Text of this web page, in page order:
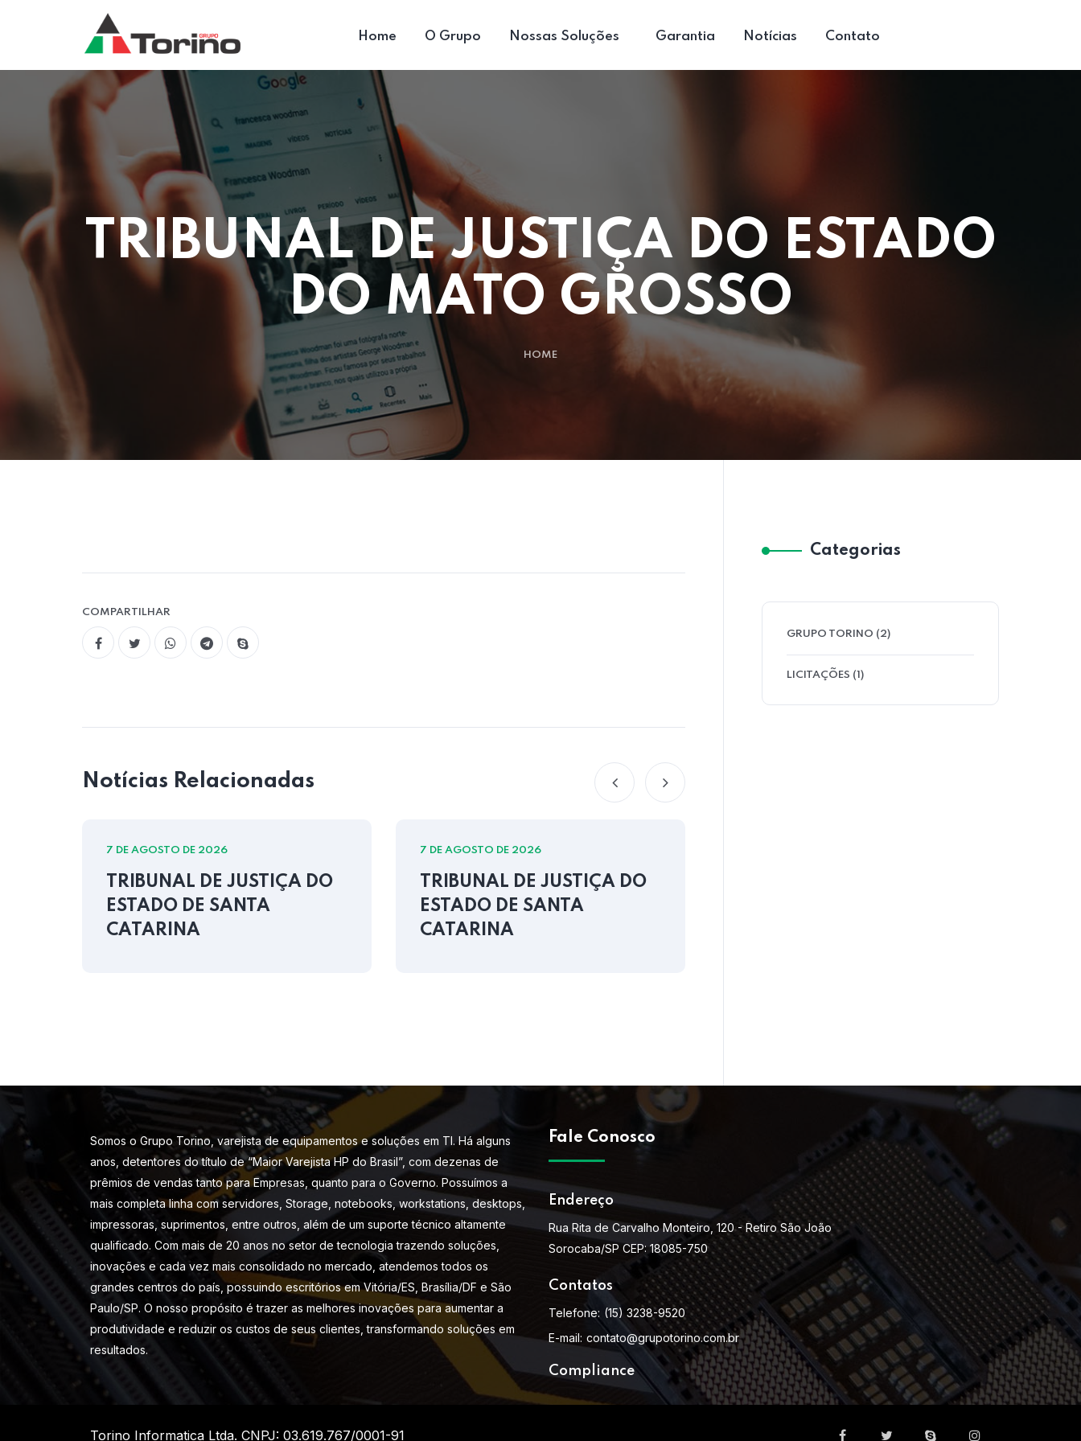
Home O Grupo Nossas Soluções Garantia Notícias Contato
TRIBUNAL DE JUSTIÇA DO ESTADO
DO MATO GROSSO
HOME
COMPARTILHAR
Notícias Relacionadas
7 DE AGOSTO DE 2026
TRIBUNAL DE JUSTIÇA DO
ESTADO DE SANTA
CATARINA
7 DE AGOSTO DE 2026
TRIBUNAL DE JUSTIÇA DO
ESTADO DE SANTA
CATARINA
Categorias
GRUPO TORINO (2)
LICITAÇÕES (1)
Somos o Grupo Torino, varejista de equipamentos e soluções em TI. Há alguns
anos, detentores do título de “Maior Varejista HP do Brasil”, com dezenas de
prêmios de vendas tanto para Empresas, quanto para o Governo. Possuímos a
mais completa linha com servidores, Storage, notebooks, workstations, desktops,
impressoras, suprimentos, entre outros, além de um suporte técnico altamente
qualificado. Com mais de 20 anos no setor de tecnologia trazendo soluções,
inovações e cada vez mais consolidado no mercado, atendemos todos os
grandes centros do país, possuindo escritórios em Vitória/ES, Brasília/DF e São
Paulo/SP. O nosso propósito é trazer as melhores inovações para aumentar a
produtividade e reduzir os custos de seus clientes, transformando soluções em
resultados.
Fale Conosco
Endereço
Rua Rita de Carvalho Monteiro, 120 - Retiro São João
Sorocaba/SP CEP: 18085-750
Contatos
Telefone: (15) 3238-9520
E-mail: contato@grupotorino.com.br
Compliance
Torino Informatica Ltda. CNPJ: 03.619.767/0001-91